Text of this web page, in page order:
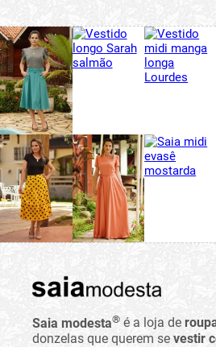
Saia modesta® é a loja de
donzelas que querem se vestir